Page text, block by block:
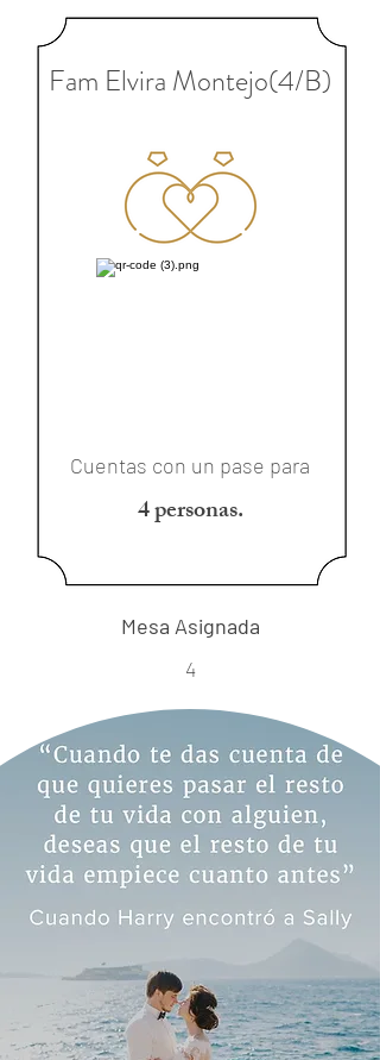
Fam Elvira Montejo(4/B)
Cuentas con un pase para
4 personas.
Mesa Asignada
4